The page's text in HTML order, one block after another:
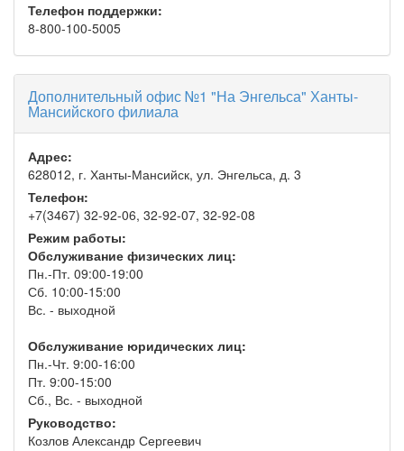
Телефон поддержки:
8-800-100-5005
Дополнительный офис №1 "На Энгельса" Ханты-
Мансийского филиала
Адрес:
628012, г. Ханты-Мансийск, ул. Энгельса, д. 3
Телефон:
+7(3467) 32-92-06, 32-92-07, 32-92-08
Режим работы:
Обслуживание физических лиц:
Пн.-Пт. 09:00-19:00
Сб. 10:00-15:00
Вс. - выходной
Обслуживание юридических лиц:
Пн.-Чт. 9:00-16:00
Пт. 9:00-15:00
Сб., Вс. - выходной
Руководство:
Козлов Александр Сергеевич